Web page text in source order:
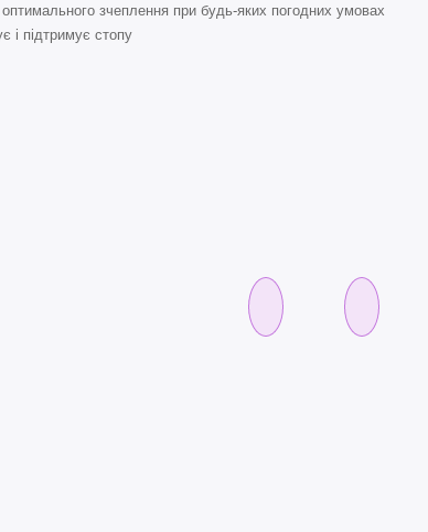
зчеплення при будь-яких погодних умовах
і підтримує стопу